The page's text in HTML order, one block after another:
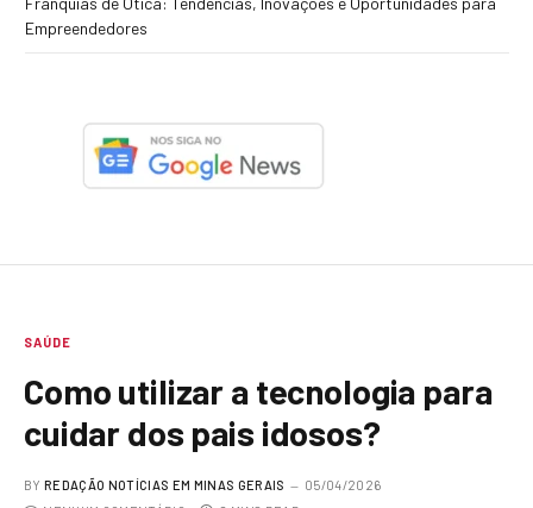
Empreendedores
SAÚDE
Como utilizar a tecnologia para
cuidar dos pais idosos?
BY REDAÇÃO NOTÍCIAS EM MINAS GERAIS
05/04/2026